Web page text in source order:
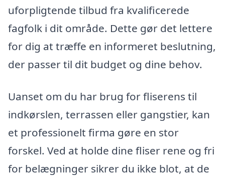
uforpligtende tilbud fra kvalificerede
fagfolk i dit område. Dette gør det lettere
for dig at træffe en informeret beslutning,
der passer til dit budget og dine behov.
Uanset om du har brug for fliserens til
indkørslen, terrassen eller gangstier, kan
et professionelt firma gøre en stor
forskel. Ved at holde dine fliser rene og fri
for belægninger sikrer du ikke blot, at de